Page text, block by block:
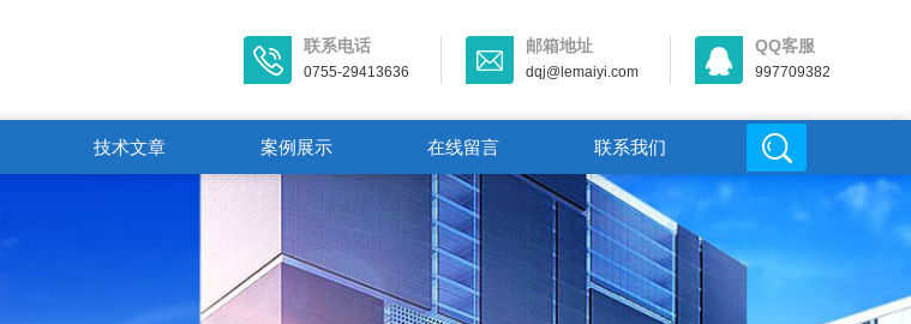
联系电话
0755-29413636
邮箱地址
dqj@lemaiyi.com
QQ客服
997709382
技术文章 案例展示 在线留言 联系我们